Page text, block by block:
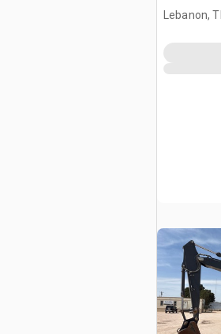
Lebanon,